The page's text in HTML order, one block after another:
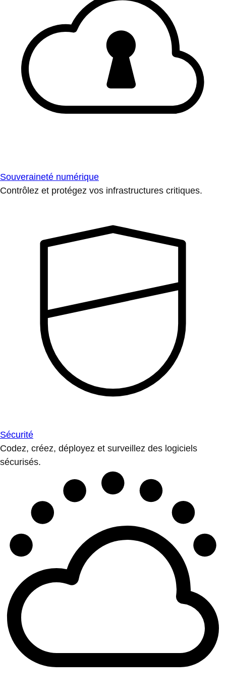
Souveraineté numérique
Contrôlez et protégez vos infrastructures critiques.
Sécurité
Codez, créez, déployez et surveillez des logiciels
sécurisés.